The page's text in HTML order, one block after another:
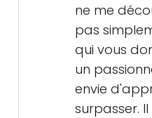
ne me
pas
qui vous
un
envie
surpasser.